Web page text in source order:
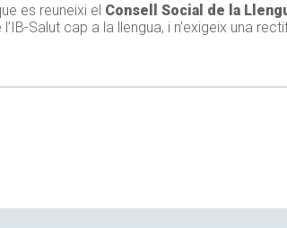
es reuneixi el Consell Social de la
Salut cap a la llengua, i n’exigeix una